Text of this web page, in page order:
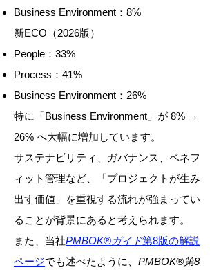
Business Environment：8%
新ECO（2026版）
People：33%
Process：41%
Business Environment：26%
特に「Business Environment」が 8% →
26% へ大幅に増加しています。
サステナビリティ、ガバナンス、ベネフ
ィット管理など、「プロジェクトが生み
出す価値」を重視する流れが強まってい
ることが背景にあると考えられます。
また、当社PMBOK®ガイド第8版の解説
ページでも述べたように、 PMBOK®第8